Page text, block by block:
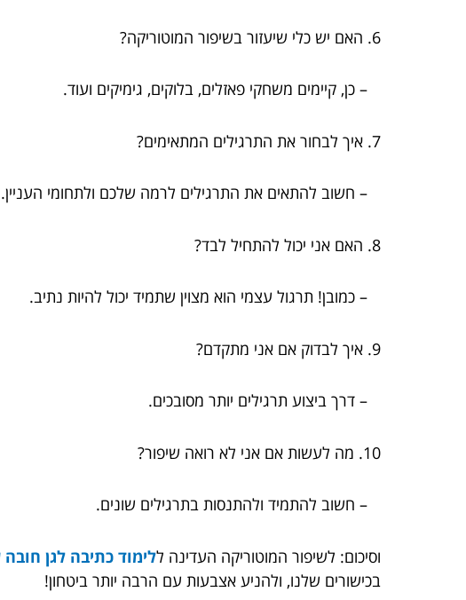
6. האם יש כלי שיעזור בשיפור המוטוריקה?
– כן, קיימים משחקי פאזלים, בלוקים, גימיקים ועוד.
7. איך לבחור את התרגילים המתאימים?
– חשוב להתאים את התרגילים לרמה שלכם ולתחומי העניין.
8. האם אני יכול להתחיל לבד?
– כמובן! תרגול עצמי הוא מצוין שתמיד יכול להיות נתיב.
9. איך לבדוק אם אני מתקדם?
– דרך ביצוע תרגילים יותר מסובכים.
10. מה לעשות אם אני לא רואה שיפור?
– חשוב להתמיד ולהתנסות בתרגילים שונים.
וסיכום: לשיפור המוטוריקה העדינה ללימוד כתיבה לגן חובה
בכישורים שלנו, ולהניע אצבעות עם הרבה יותר ביטחון!